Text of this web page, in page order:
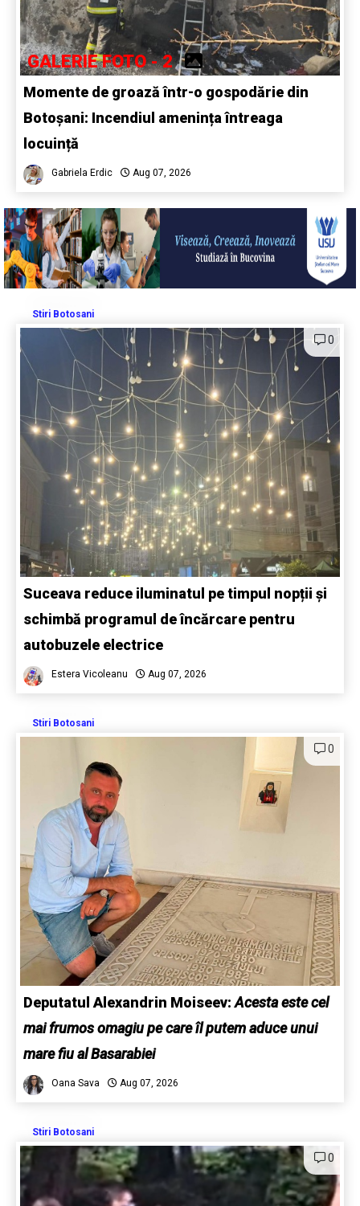
GALERIE FOTO - 2
Momente de groază într-o gospodărie din
Botoșani: Incendiul amenința întreaga
locuință
Gabriela Erdic Aug 07, 2026
Stiri Botosani
0
Suceava reduce iluminatul pe timpul nopții și
schimbă programul de încărcare pentru
autobuzele electrice
Estera Vicoleanu Aug 07, 2026
Stiri Botosani
0
Deputatul Alexandrin Moiseev:Acesta este cel
mai frumos omagiu pe care îl putem aduce unui
mare fiu al Basarabiei
Oana Sava Aug 07, 2026
Stiri Botosani
0